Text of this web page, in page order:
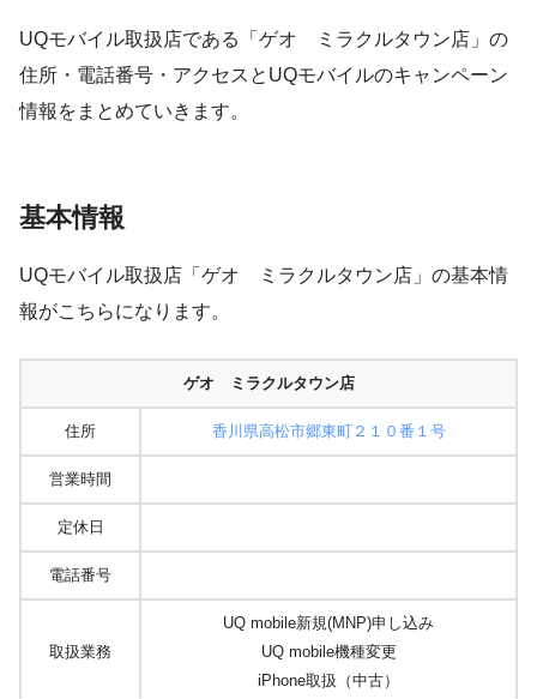
UQモバイル取扱店である「ゲオ ミラクルタウン店」の
住所・電話番号・アクセスとUQモバイルのキャンペーン
情報をまとめていきます。
基本情報
UQモバイル取扱店「ゲオ ミラクルタウン店」の基本情
報がこちらになります。
ゲオ ミラクルタウン店
住所 香川県高松市郷東町２１０番１号
営業時間
定休日
電話番号
取扱業務
UQ mobile新規(MNP)申し込み
UQ mobile機種変更
iPhone取扱（中古）